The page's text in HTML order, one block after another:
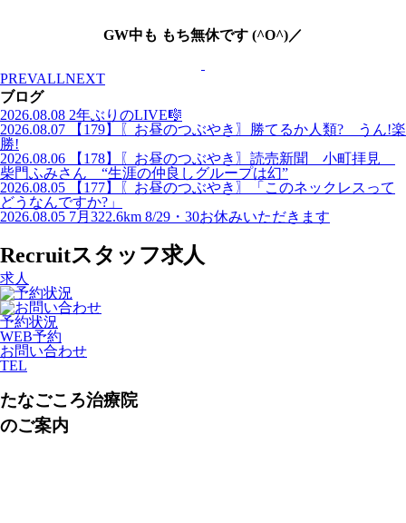
GW中も もち無休です (^O^)／
PREVALLNEXT
ブログ
2026.08.08 2年ぶりのLIVE🎼
2026.08.07
【179】〖お昼のつぶやき〗勝てるか人類? うん!楽
勝!
2026.08.06
【178】〖お昼のつぶやき〗読売新聞 小町拝見
柴門ふみさん “生涯の仲良しグループは幻”
2026.08.05
【177】〖お昼のつぶやき〗「このネックレスって
どうなんですか?」
2026.08.05 7月322.6km 8/29・30お休みいただきます
Recruitスタッフ求人
求人
予約状況
WEB予約
お問い合わせ
TEL
たなごころ治療院
のご案内